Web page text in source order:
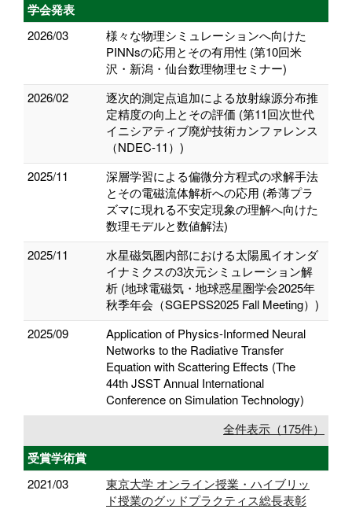
学会発表
2026/03
様々な物理シミュレーションへ向けた
PINNsの応用とその有用性 (第10回米
沢・新潟・仙台数理物理セミナー)
2026/02
逐次的測定点追加による放射線源分布推
定精度の向上とその評価 (第11回次世代
イニシアティブ廃炉技術カンファレンス
（NDEC-11）)
2025/11
深層学習による偏微分方程式の求解手法
とその電磁流体解析への応用 (希薄プラ
ズマに現れる不安定現象の理解へ向けた
数理モデルと数値解法)
2025/11
水星磁気圏内部における太陽風イオンダ
イナミクスの3次元シミュレーション解
析 (地球電磁気・地球惑星圏学会2025年
秋季年会（SGEPSS2025 Fall Meeting）)
2025/09
Application of Physics-Informed Neural
Networks to the Radiative Transfer
Equation with Scattering Effects (The
44th JSST Annual International
Conference on Simulation Technology)
全件表示（175件）
受賞学術賞
2021/03
東京大学 オンライン授業・ハイブリッ
ド授業のグッドプラクティス総長表彰